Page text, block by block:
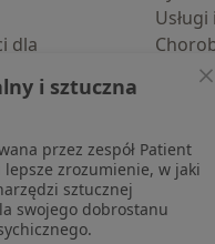
dla
Pomoc
Blog
i sztuczna
przez zespół Patient
zrozumienie, w jaki
sztucznej
swojego dobrostanu